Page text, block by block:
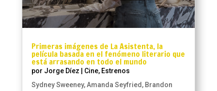
Primeras imágenes de La Asistenta, la
película basada en el fenómeno literario que
está arrasando en todo el mundo
por Jorge Díez Cine, Estrenos
Sydney Sweeney, Amanda Seyfried, Brandon